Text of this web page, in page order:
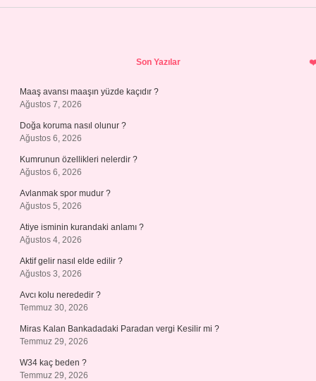
Son Yazılar
Maaş avansı maaşın yüzde kaçıdır ?
Ağustos 7, 2026
Doğa koruma nasıl olunur ?
Ağustos 6, 2026
Kumrunun özellikleri nelerdir ?
Ağustos 6, 2026
Avlanmak spor mudur ?
Ağustos 5, 2026
Atiye isminin kurandaki anlamı ?
Ağustos 4, 2026
Aktif gelir nasıl elde edilir ?
Ağustos 3, 2026
Avcı kolu nerededir ?
Temmuz 30, 2026
Miras Kalan Bankadadaki Paradan vergi Kesilir mi ?
Temmuz 29, 2026
W34 kaç beden ?
Temmuz 29, 2026